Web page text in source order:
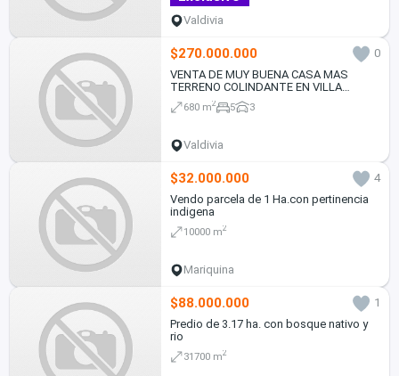
Valdivia
$270.000.000
0
VENTA DE MUY BUENA CASA MAS
TERRENO COLINDANTE EN VILLA
MASISA, ROCURA, LAS ANIMAS,
VALDIVIA
680 m2 5 3
Valdivia
$32.000.000
4
Vendo parcela de 1 Ha.con pertinencia
indigena
10000 m2
Mariquina
$88.000.000
1
Predio de 3.17 ha. con bosque nativo y
rio
31700 m2